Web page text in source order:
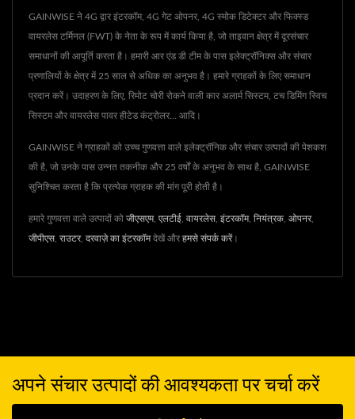
GAINWISE ने 4G द्वार इंटरकॉम, 4G गेट ओपनर, 4G स्मोक डिटेक्टर और फिक्स्ड
वायरलेस टर्मिनल (FWT) के नेता के रूप में कार्य किया है, जो ताइवान क्षेत्र में दूरसंचार
समाधानों की आपूर्ति करता है। हमारी आर एंड डी टीम के पास इलेक्ट्रॉनिक्स और संचार
प्रणालियों के क्षेत्र में 25 साल से अधिक का अनुभव है। हमारे ग्राहकों के लिए समाधान
प्रदान करें। उदाहरण के लिए, रिमोट चोरी रोकने वाली कार अलार्म सिस्टम, टच डिमिंग स्विच
सिस्टम और वायरलेस पावर हीटेड कंट्रोलर... आदि।
GAINWISE ने ग्राहकों को उच्च गुणवत्ता वाले इलेक्ट्रॉनिक और संचार उत्पादों की पेशकश
की है, जो उनके पास उन्नत तकनीक और 25 वर्षों के अनुभव के साथ है, GAINWISE
सुनिश्चित करता है कि प्रत्येक ग्राहक की मांग पूरी होती है।
हमारे गुणवत्ता वाले उत्पादों को जीएसएम, एलटीई वायरलेस इंटरकॉम, नियंत्रक ओपनर,
जीपीएस राउटर, दरवाज़े का इंटरकॉमदेखें और हमसे संपर्क करें।
अपने संचार उत्पादों की आवश्यकता पर चर्चा करें